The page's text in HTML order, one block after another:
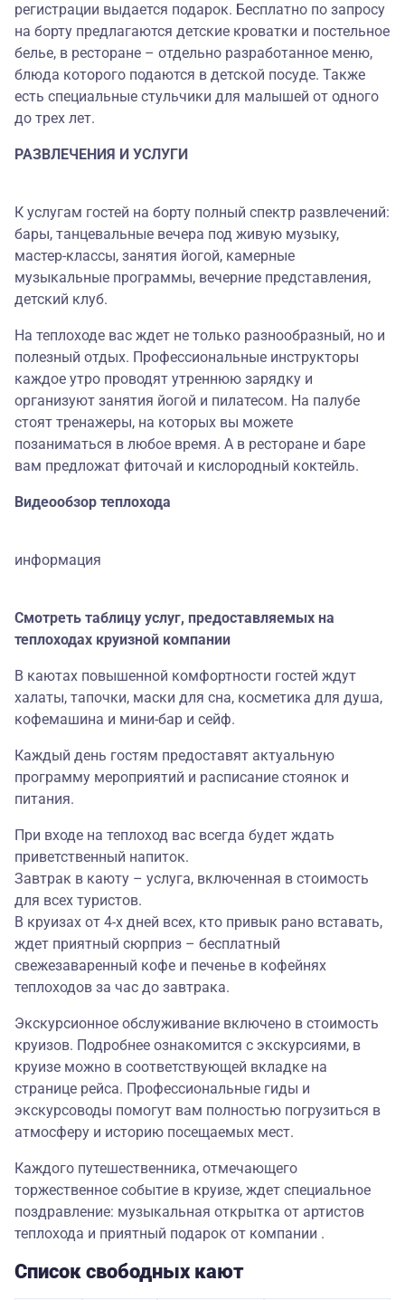
регистрации выдается подарок. Бесплатно по запросу
на борту предлагаются детские кроватки и постельное
белье, в ресторане – отдельно разработанное меню,
блюда которого подаются в детской посуде. Также
есть специальные стульчики для малышей от одного
до трех лет.
РАЗВЛЕЧЕНИЯ И УСЛУГИ
К услугам гостей на борту полный спектр развлечений:
бары, танцевальные вечера под живую музыку,
мастер-классы, занятия йогой, камерные
музыкальные программы, вечерние представления,
детский клуб.
На теплоходе вас ждет не только разнообразный, но и
полезный отдых. Профессиональные инструкторы
каждое утро проводят утреннюю зарядку и
организуют занятия йогой и пилатесом. На палубе
стоят тренажеры, на которых вы можете
позаниматься в любое время. А в ресторане и баре
вам предложат фиточай и кислородный коктейль.
Видеообзор теплохода
информация
Смотреть таблицу услуг, предоставляемых на
теплоходах круизной компании
В каютах повышенной комфортности гостей ждут
халаты, тапочки, маски для сна, косметика для душа,
кофемашина и мини-бар и сейф.
Каждый день гостям предоставят актуальную
программу мероприятий и расписание стоянок и
питания.
При входе на теплоход вас всегда будет ждать
приветственный напиток.
Завтрак в каюту – услуга, включенная в стоимость
для всех туристов.
В круизах от 4-х дней всех, кто привык рано вставать,
ждет приятный сюрприз – бесплатный
свежезаваренный кофе и печенье в кофейнях
теплоходов за час до завтрака.
Экскурсионное обслуживание включено в стоимость
круизов. Подробнее ознакомится с экскурсиями, в
круизе можно в соответствующей вкладке на
странице рейса. Профессиональные гиды и
экскурсоводы помогут вам полностью погрузиться в
атмосферу и историю посещаемых мест.
Каждого путешественника, отмечающего
торжественное событие в круизе, ждет специальное
поздравление: музыкальная открытка от артистов
теплохода и приятный подарок от компании .
Список свободных кают